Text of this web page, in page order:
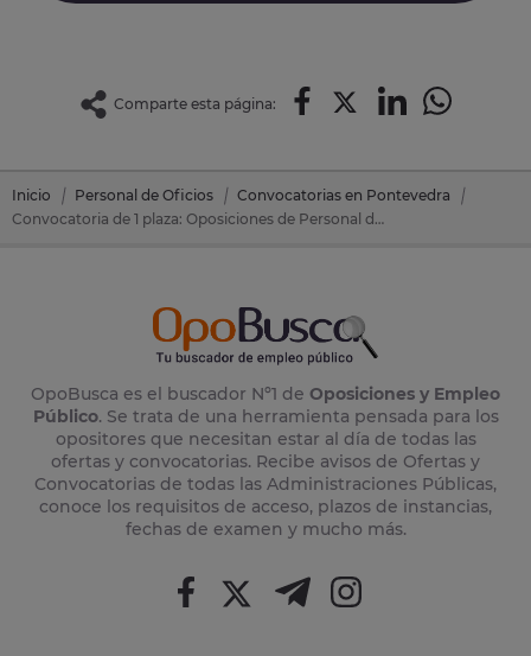
Comparte esta página:
Inicio Personal de Oficios
Convocatorias en Pontevedra
Convocatoria de 1 plaza: Oposiciones de Personal de Oficios en Ponteareas (Pontevedra)
OpoBusca es el buscador Nº1 de Oposiciones y Empleo
Público. Se trata de una herramienta pensada para los
opositores que necesitan estar al día de todas las
ofertas y convocatorias. Recibe avisos de Ofertas y
Convocatorias de todas las Administraciones Públicas,
conoce los requisitos de acceso, plazos de instancias,
fechas de examen y mucho más.